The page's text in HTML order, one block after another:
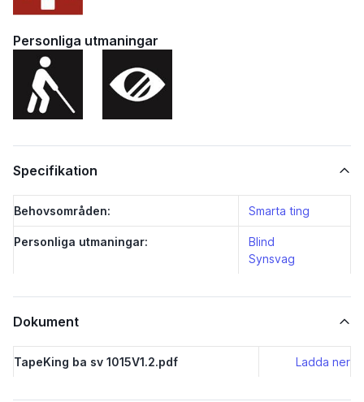
Personliga utmaningar
Specifikation
Behovsområden: Smarta ting
Personliga utmaningar:
Blind
Synsvag
Dokument
TapeKing ba sv 1015V1.2.pdf Ladda ner